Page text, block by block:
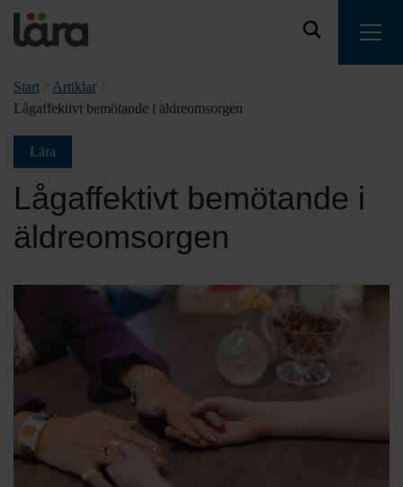
Start Artiklar
Lågaffektivt bemötande i äldreomsorgen
Lära
Lågaffektivt bemötande i
äldreomsorgen